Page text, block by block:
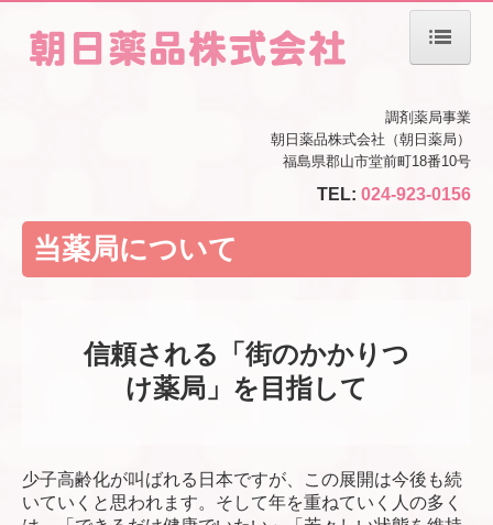
当薬局について
掲示事項一覧
店舗案内
調剤薬局事業
朝日薬品株式会社（朝日薬局）
福島県郡山市堂前町18番10号
TEL: 024-923-0156
当薬局について
信頼される「街のかかりつ
け薬局」を目指して
少子高齢化が叫ばれる日本ですが、この展開は今後も続
いていくと思われます。そして年を重ねていく人の多く